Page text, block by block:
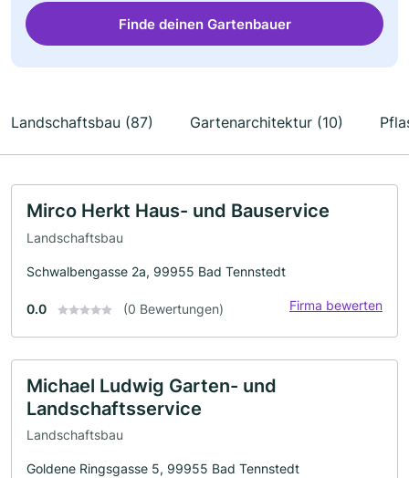
Finde deinen Gartenbauer
Landschaftsbau (87) Gartenarchitektur (10)
Mirco Herkt Haus- und Bauservice
Landschaftsbau
Schwalbengasse 2a, 99955 Bad Tennstedt
0.0 (0 Bewertungen) Firma bewerten
Michael Ludwig Garten- und
Landschaftsservice
Landschaftsbau
Goldene Ringsgasse 5, 99955 Bad Tennstedt